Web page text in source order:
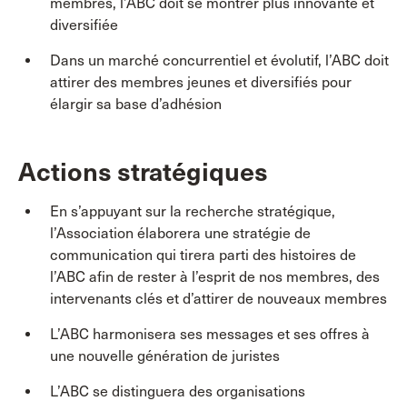
diversifiée
Dans un marché concurrentiel et évolutif, l’ABC doit
attirer des membres jeunes et diversifiés pour
élargir sa base d’adhésion
Actions stratégiques
En s’appuyant sur la recherche stratégique,
l’Association élaborera une stratégie de
communication qui tirera parti des histoires de
l’ABC afin de rester à l’esprit de nos membres, des
intervenants clés et d’attirer de nouveaux membres
L’ABC harmonisera ses messages et ses offres à
une nouvelle génération de juristes
L’ABC se distinguera des organisations